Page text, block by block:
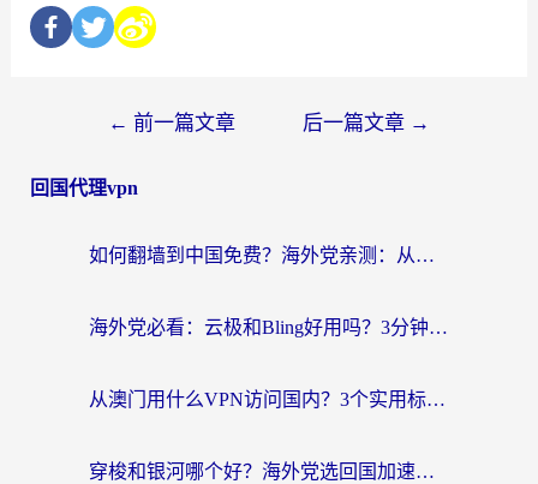
← 前一篇文章 后一篇文章 →
回国代理vpn
如何翻墙到中国免费？海外党亲测：从踩坑到选对加速器的全攻略
海外党必看：云极和Bling好用吗？3分钟教你选对回国加速器
从澳门用什么VPN访问国内？3个实用标准帮你避开坑，无缝刷剧听歌
穿梭和银河哪个好？海外党选回国加速器的避坑指南，附番茄加速器实测体验